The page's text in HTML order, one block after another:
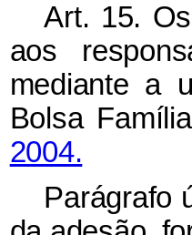
Art. 15.
aos
mediante a
Bolsa
2004.
Parágrafo